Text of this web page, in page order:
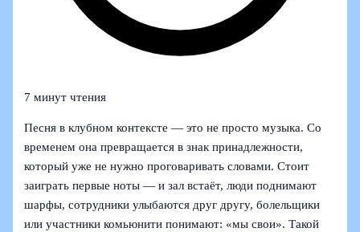
7 минут чтения
Песня в клубном контексте — это не просто музыка. Со
временем она превращается в знак принадлежности,
который уже не нужно проговаривать словами. Стоит
заиграть первые ноты — и зал встаёт, люди поднимают
шарфы, сотрудники улыбаются друг другу, болельщики
или участники комьюнити понимают: «мы свои». Такой